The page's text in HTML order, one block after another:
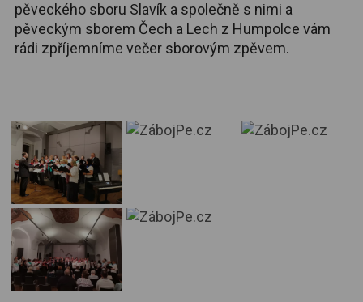
pěveckého sboru Slavík a společně s nimi a
pěveckým sborem Čech a Lech z Humpolce vám
rádi zpříjemníme večer sborovým zpěvem.